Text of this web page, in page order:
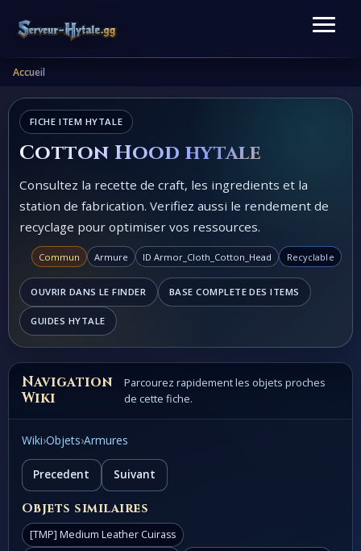
Accueil
FICHE ITEM HYTALE
Cotton Hood hytale
Consultez la recette de craft, les ingredients et la
station de fabrication. Verifiez aussi le rendement de
recyclage pour optimiser vos ressources.
Commun Armure ID Armor_Cloth_Cotton_Head Recyclable
OUVRIR DANS LE FINDER BASE COMPLETE DES ITEMS
GUIDES HYTALE
Navigation
Wiki
Parcourez rapidement les objets proches
de cette fiche.
Wiki›Objets›Armures
Precedent Suivant
Objets similaires
[TMP] Medium Leather Cuirass